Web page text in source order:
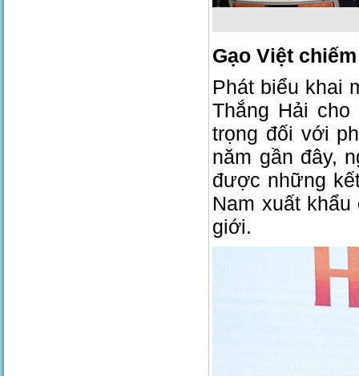
Gạo Việt
Phát biểu khai
Thắng Hải
trọng đối với
năm gần đây,
được những
Nam xuất
giới.